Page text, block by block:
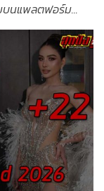
นแพลตฟอร์ม...